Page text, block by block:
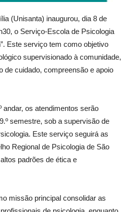
(Unisanta) inaugurou, dia 8 de
o Serviço-Escola de Psicologia
Este serviço tem como objetivo
supervisionado à comunidade,
de cuidado, compreensão e apoio
andar, os atendimentos serão
semestre, sob a supervisão de
Este serviço seguirá as
Regional de Psicologia de São
padrões de ética e
missão principal consolidar as